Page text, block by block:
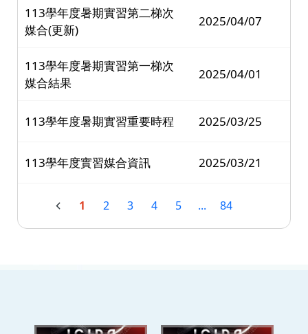
113學年度暑期實習第二梯次
媒合(更新)
2025/04/07
113學年度暑期實習第一梯次
媒合結果
2025/04/01
113學年度暑期實習重要時程 2025/03/25
113學年度實習媒合資訊 2025/03/21
1 2 3 4 5 ... 84